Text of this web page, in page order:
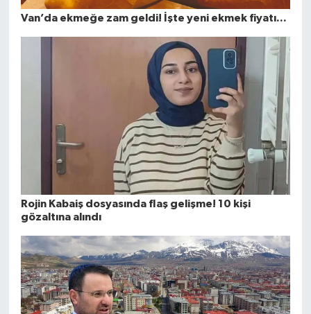
Van’da ekmeğe zam geldi! İşte yeni ekmek fiyatı...
Rojin Kabaiş dosyasında flaş gelişme! 10 kişi
gözaltına alındı